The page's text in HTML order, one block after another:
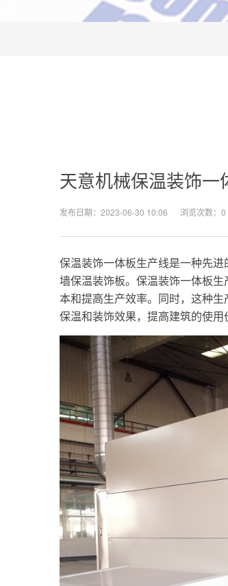
天意机械保温装饰
发布日期：2023-06-30 10:06 浏览次数： 0
保温装饰一体板生产线是一种先
墙保温装饰板。保温装饰一体板
本和提高生产效率。同时，这种
保温和装饰效果，提高建筑的使用